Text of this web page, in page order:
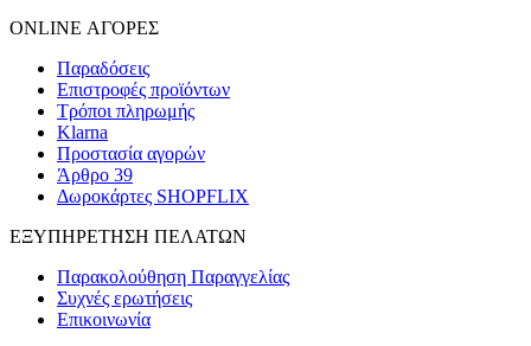
ONLINE ΑΓΟΡΕΣ
Παραδόσεις
Επιστροφές προϊόντων
Τρόποι πληρωμής
Klarna
Προστασία αγορών
Άρθρο 39
Δωροκάρτες SHOPFLIX
ΕΞΥΠΗΡΕΤΗΣΗ ΠΕΛΑΤΩΝ
Παρακολούθηση Παραγγελίας
Συχνές ερωτήσεις
Επικοινωνία